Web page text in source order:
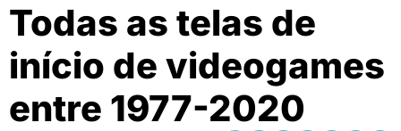
Todas as telas de
início de videogames
entre 1977-2020